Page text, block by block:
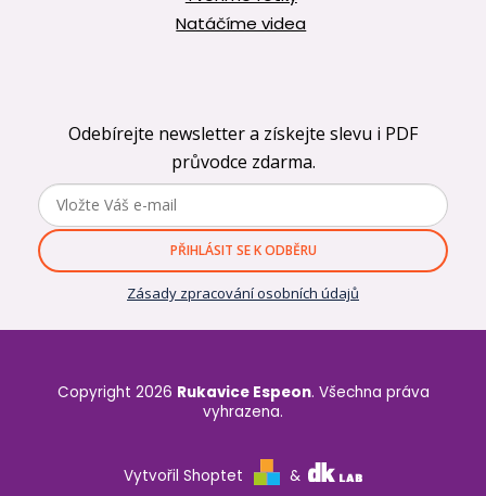
Natáčíme videa
Odebírejte newsletter a získejte slevu i PDF
průvodce zdarma.
PŘIHLÁSIT SE K ODBĚRU
Zásady zpracování osobních údajů
Vytvořil Shoptet &
Copyright 2026 Rukavice Espeon. Všechna práva
vyhrazena.